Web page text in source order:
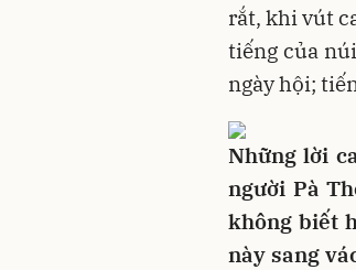
rắt, khi vút
tiếng của
ngày hội;
Những lời
người Pà
không biết
này sang